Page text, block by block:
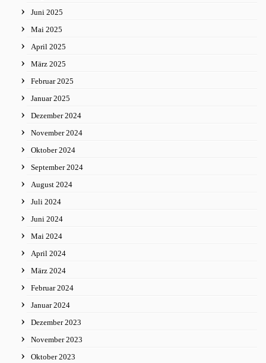
Juni 2025
Mai 2025
April 2025
März 2025
Februar 2025
Januar 2025
Dezember 2024
November 2024
Oktober 2024
September 2024
August 2024
Juli 2024
Juni 2024
Mai 2024
April 2024
März 2024
Februar 2024
Januar 2024
Dezember 2023
November 2023
Oktober 2023